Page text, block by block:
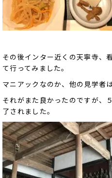
その後インター近くの天寧寺、
て行ってみました。
マニアックなのか、他の見学者
それがまた良かったのですが、
了されました。